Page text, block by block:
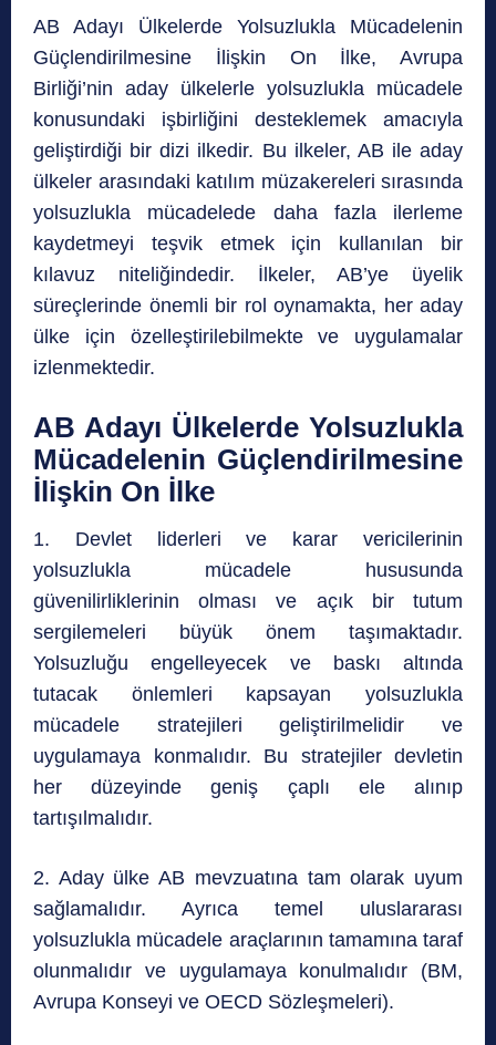
AB Adayı Ülkelerde Yolsuzlukla Mücadelenin
Güçlendirilmesine İlişkin On İlke, Avrupa
Birliği’nin aday ülkelerle yolsuzlukla mücadele
konusundaki işbirliğini desteklemek amacıyla
geliştirdiği bir dizi ilkedir. Bu ilkeler, AB ile aday
ülkeler arasındaki katılım müzakereleri sırasında
yolsuzlukla mücadelede daha fazla ilerleme
kaydetmeyi teşvik etmek için kullanılan bir
kılavuz niteliğindedir. İlkeler, AB’ye üyelik
süreçlerinde önemli bir rol oynamakta, her aday
ülke için özelleştirilebilmekte ve uygulamalar
izlenmektedir.
AB Adayı Ülkelerde Yolsuzlukla
Mücadelenin Güçlendirilmesine
İlişkin On İlke
1. Devlet liderleri ve karar vericilerinin
yolsuzlukla mücadele hususunda
güvenilirliklerinin olması ve açık bir tutum
sergilemeleri büyük önem taşımaktadır.
Yolsuzluğu engelleyecek ve baskı altında
tutacak önlemleri kapsayan yolsuzlukla
mücadele stratejileri geliştirilmelidir ve
uygulamaya konmalıdır. Bu stratejiler devletin
her düzeyinde geniş çaplı ele alınıp
tartışılmalıdır.
2. Aday ülke AB mevzuatına tam olarak uyum
sağlamalıdır. Ayrıca temel uluslararası
yolsuzlukla mücadele araçlarının tamamına taraf
olunmalıdır ve uygulamaya konulmalıdır (BM,
Avrupa Konseyi ve OECD Sözleşmeleri).